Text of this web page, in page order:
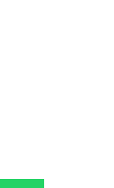
King
metrov
(180 cm x 210 cm).
Medzi ďalšie
a toaletné potreby.
na 55-palcovej
ďalšie prednosti patrí
klimatizácia, zariadenie
telefón s priamou
a bezplatné WiFi
King a výhľadom na